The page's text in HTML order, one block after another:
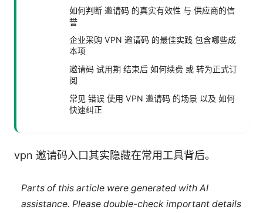
如何判断 邀请码 的真实有效性 与 供应商的信
誉
企业采购 VPN 邀请码 的最佳实践 包含哪些成
本项
邀请码 试用期 结束后 如何续费 或 转为正式订
阅
常见 错误 使用 VPN 邀请码 的场景 以及 如何
快速纠正
vpn 邀请码入口其实隐藏在常用工具背后。
Parts of this article were generated with AI
assistance. Please double-check important details